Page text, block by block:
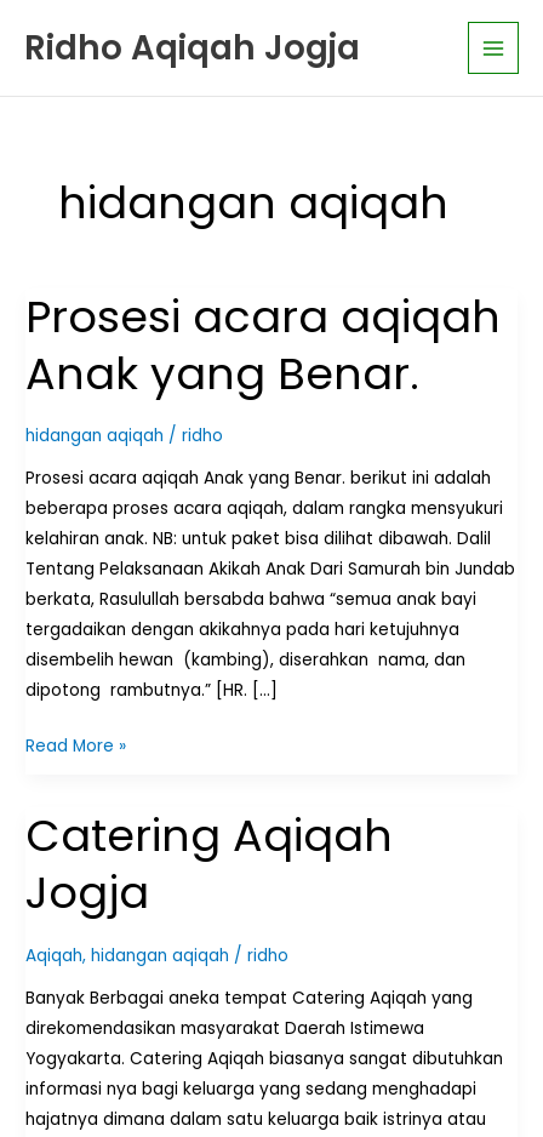
Ridho Aqiqah Jogja
Main
hidangan aqiqah
Prosesi acara aqiqah
Anak yang Benar.
hidangan aqiqah /ridho
Prosesi acara aqiqah Anak yang Benar. berikut ini adalah
beberapa proses acara aqiqah, dalam rangka mensyukuri
kelahiran anak. NB: untuk paket bisa dilihat dibawah. Dalil
Tentang Pelaksanaan Akikah Anak Dari Samurah bin Jundab
berkata, Rasulullah bersabda bahwa “semua anak bayi
tergadaikan dengan akikahnya pada hari ketujuhnya
disembelih hewan (kambing), diserahkan nama, dan
dipotong rambutnya.” [HR. […]
Prosesi
acara
aqiqah
Anak
yang
Benar.
Read More »
Catering Aqiqah
Jogja
Aqiqah,hidangan aqiqah /ridho
Banyak Berbagai aneka tempat Catering Aqiqah yang
direkomendasikan masyarakat Daerah Istimewa
Yogyakarta. Catering Aqiqah biasanya sangat dibutuhkan
informasi nya bagi keluarga yang sedang menghadapi
hajatnya dimana dalam satu keluarga baik istrinya atau
Catering
Aqiqah
Jogja
a
r
e
l